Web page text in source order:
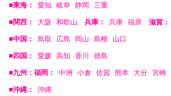
■東海： 愛知 岐阜 静岡 三重
■関西： 大阪 和歌山 兵庫： 兵庫 福原 滋賀：
■中国： 鳥取 広島 岡山 島根 山口
■四国： 愛媛 高知 香川 徳島
■九州：福岡： 中洲 小倉 佐賀 熊本 大分 宮崎
■沖縄： 沖縄